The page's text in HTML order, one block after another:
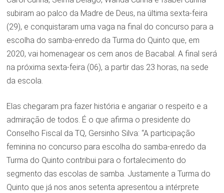
subiram ao palco da Madre de Deus, na última sexta-feira
(29), e conquistaram uma vaga na final do concurso para a
escolha do samba-enredo da Turma do Quinto que, em
2020, vai homenagear os cem anos de Bacabal. A final será
na próxima sexta-feira (06), a partir das 23 horas, na sede
da escola.
Elas chegaram pra fazer história e angariar o respeito e a
admiração de todos. É o que afirma o presidente do
Conselho Fiscal da TQ, Gersinho Silva: “A participação
feminina no concurso para escolha do samba-enredo da
Turma do Quinto contribui para o fortalecimento do
segmento das escolas de samba. Justamente a Turma do
Quinto que já nos anos setenta apresentou a intérprete